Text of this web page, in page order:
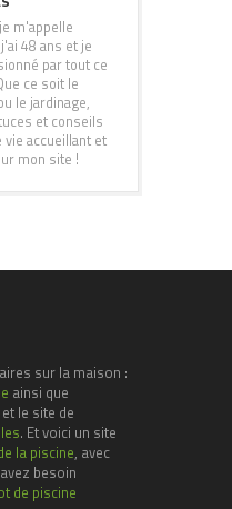
m'appelle
48 ans et je
par tout ce
ce soit le
le jardinage,
et conseils
accueillant et
mon site !
sur la maison :
ainsi que
et le site de
. Et voici un site
la piscine, avec
besoin
de piscine